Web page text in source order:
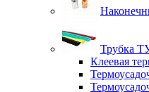
Трубка
Клеевая